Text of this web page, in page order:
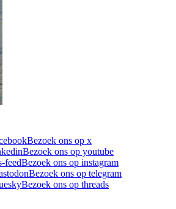
Bezoek ons op x
Bezoek ons op youtube
feedBezoek ons op instagram
Bezoek ons op telegram
Bezoek ons op threads